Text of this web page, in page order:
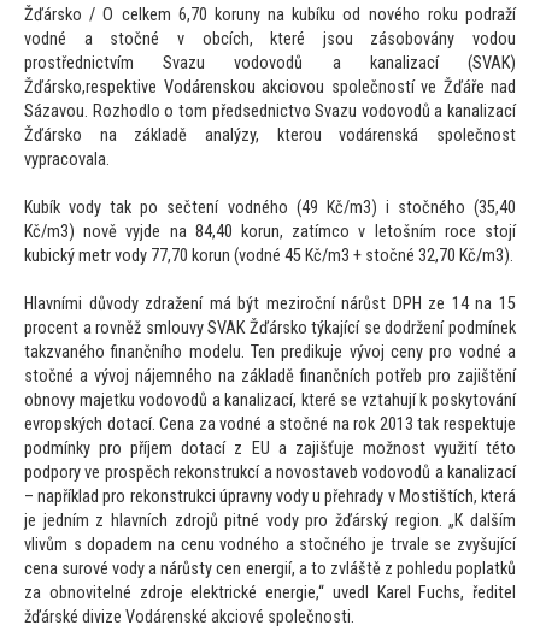
Žďársko / O celkem 6,70 koruny na kubíku od nového roku podraží
vodné a stočné v obcích, které jsou zásobovány vodou
prostřednictvím Svazu vodovodů a kanalizací (SVAK)
Žďársko,respektive Vodárenskou akciovou společností ve Žďáře nad
Sázavou. Rozhodlo o tom předsednictvo Svazu vodovodů a kanalizací
Žďársko na základě analýzy, kterou vodárenská společnost
vypracovala.
Kubík vody tak po sečtení vodného (49 Kč/m3) i stočného (35,40
Kč/m3) nově vyjde na 84,40 korun, zatímco v letošním roce stojí
kubický metr vody 77,70 korun (vodné 45 Kč/m3 + stočné 32,70 Kč/m3).
Hlavními důvody zdražení má být meziroční nárůst DPH ze 14 na 15
procent a rovněž smlouvy SVAK Žďársko týkající se dodržení podmínek
takzvaného finančního modelu. Ten predikuje vývoj ceny pro vodné a
stočné a vývoj nájemného na základě finančních potřeb pro zajištění
obnovy majetku vodovodů a kanalizací, které se vztahují k poskytování
evropských dotací. Cena za vodné a stočné na rok 2013 tak respektuje
podmínky pro příjem dotací z EU a zajišťuje možnost využití této
podpory ve prospěch rekonstrukcí a novostaveb vodovodů a kanalizací
– například pro rekonstrukci úpravny vody u přehrady v Mostištích, která
je jedním z hlavních zdrojů pitné vody pro žďárský region. „K dalším
vlivům s dopadem na cenu vodného a stočného je trvale se zvyšující
cena surové vody a nárůsty cen energií, ato zvláště z pohledu poplatků
za obnovitelné zdroje elektrické energie,“ uvedl Karel Fuchs, ředitel
žďárské divize Vodárenské akciové společnosti.